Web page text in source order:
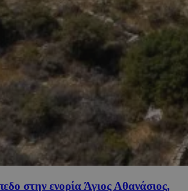
στην ενορία Άγιος Αθανάσιος,